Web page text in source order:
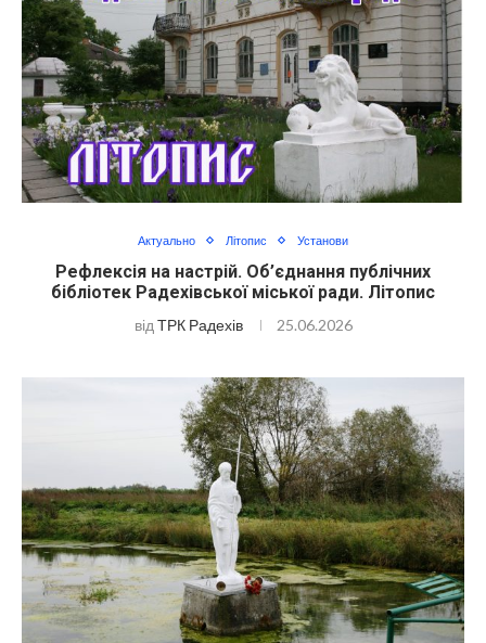
Актуально Літопис Установи
Рефлексія на настрій. Об’єднання публічних
бібліотек Радехівської міської ради. Літопис
від ТРК Радехів 25.06.2026